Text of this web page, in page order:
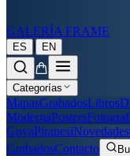
GALERÍA FRAME
ES | EN
Categorías
MapasGrabadosLibros
ModernaPosters
GoyaPiranesiNovedades
GrabadosContacto